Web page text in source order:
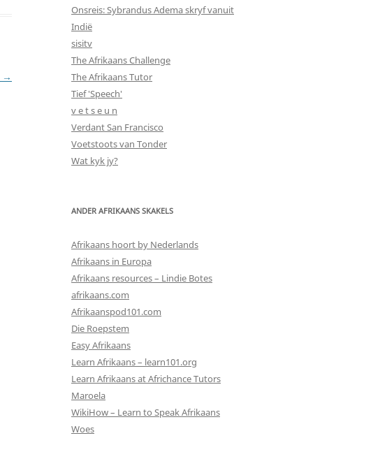
→
Onsreis: Sybrandus Adema skryf vanuit
Indië
sisitv
The Afrikaans Challenge
The Afrikaans Tutor
Tief 'Speech'
v e t s e u n
Verdant San Francisco
Voetstoots van Tonder
Wat kyk jy?
ANDER AFRIKAANS SKAKELS
Afrikaans hoort by Nederlands
Afrikaans in Europa
Afrikaans resources – Lindie Botes
afrikaans.com
Afrikaanspod101.com
Die Roepstem
Easy Afrikaans
Learn Afrikaans – learn101.org
Learn Afrikaans at Africhance Tutors
Maroela
WikiHow – Learn to Speak Afrikaans
Woes